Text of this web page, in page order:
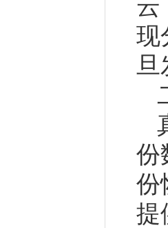
云
现
旦
份
份
提